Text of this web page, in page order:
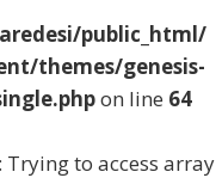
public_html/
themes/genesis-
on line 64
: Trying to access array